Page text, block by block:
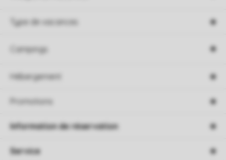
Type de vacances
Campings
Hébergement
Promotions
Information de réservation
Service